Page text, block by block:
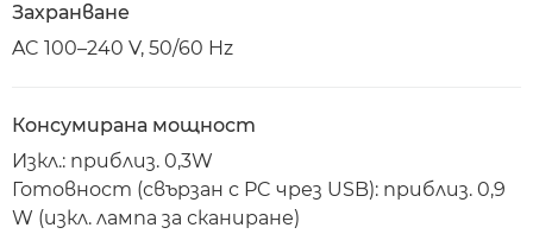
Захранване
AC 100–240 V, 50/60 Hz
Консумирана мощност
Изкл.: приблиз. 0,3W
Готовност (свързан с PC чрез USB): приблиз. 0,9
W (изкл. лампа за сканиране)